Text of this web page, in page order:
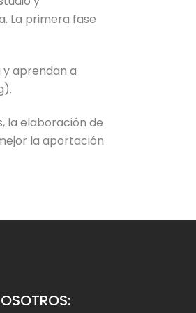
La primera fase
aprendan a
la elaboración de
la aportación